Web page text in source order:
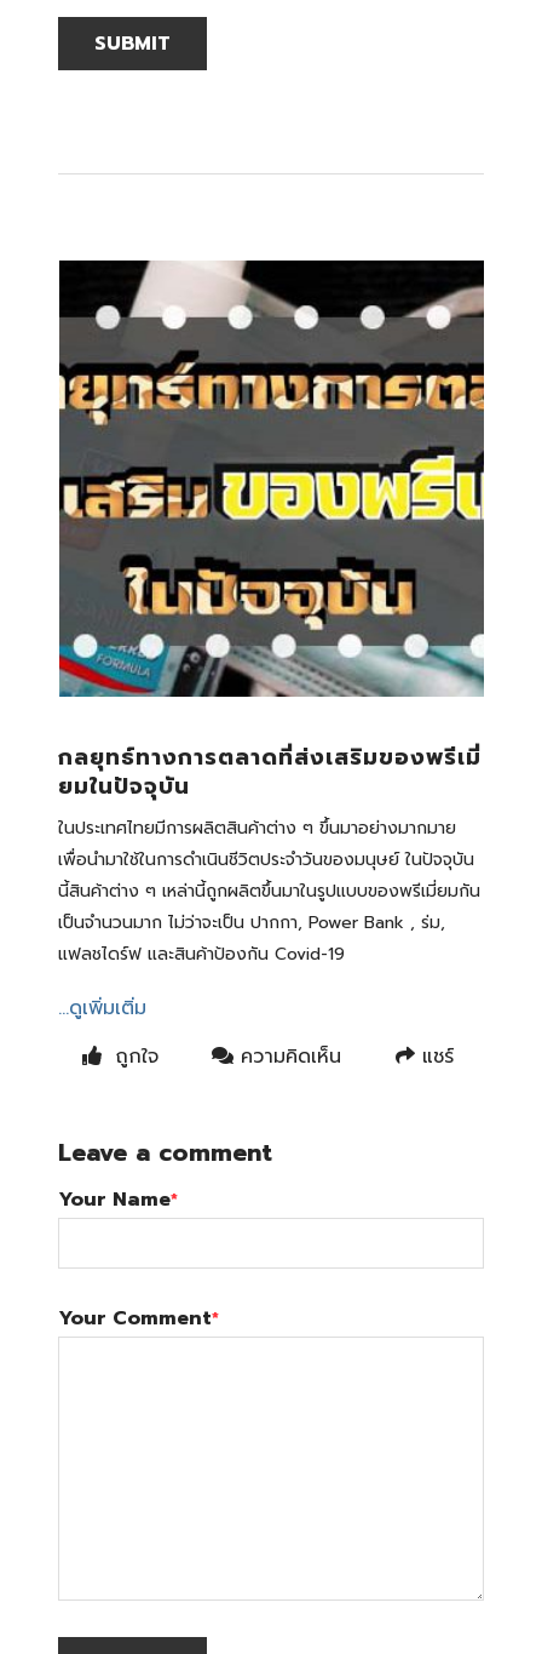
กลยุทธ์ทางการตลาดที่ส่งเสริมของพรีเมี่
ยมในปัจจุบัน
ในประเทศไทยมีการผลิตสินค้าต่าง ๆ ขึ้นมาอย่างมากมาย
เพื่อนำมาใช้ในการดำเนินชีวิตประจำวันของมนุษย์ ในปัจจุบัน
นี้สินค้าต่าง ๆ เหล่านี้ถูกผลิตขึ้นมาในรูปแบบของพรีเมี่ยมกัน
เป็นจำนวนมาก ไม่ว่าจะเป็น ปากกา, Power Bank , ร่ม,
แฟลชไดร์ฟ และสินค้าป้องกัน Covid-19
...ดูเพิ่มเติ่ม
ถูกใจ
ความคิดเห็น แชร์
Leave a comment
Your Name*
Your Comment*